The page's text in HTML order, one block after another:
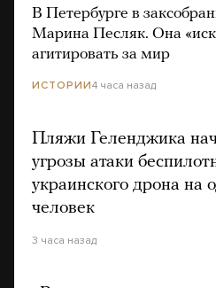
В Петербурге в
Марина Песляк. Она
агитировать за мир
ИСТОРИИ4 часа назад
Пляжи Геленджика
угрозы атаки
украинского дрона на
человек
3 часа назад